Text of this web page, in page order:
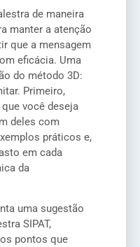
de maneira
manter a atenção
que a mensagem
eficácia. Uma
do método 3D:
Primeiro,
você deseja
deles com
práticos e,
em cada
da
uma sugestão
SIPAT,
pontos que